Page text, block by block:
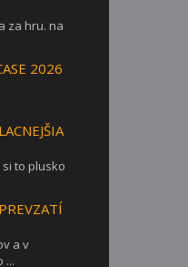
za hru. na
2026
to plusko
a v
...